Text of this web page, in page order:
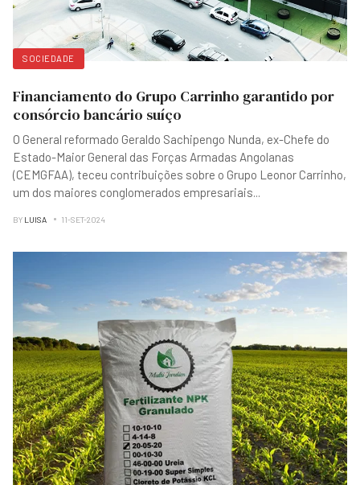
SOCIEDADE
Financiamento do Grupo Carrinho garantido por
consórcio bancário suíço
O General reformado Geraldo Sachipengo Nunda, ex-Chefe do
Estado-Maior General das Forças Armadas Angolanas
(CEMGFAA), teceu contribuições sobre o Grupo Leonor Carrinho,
um dos maiores conglomerados empresariais
BY LUISA 11-SET-2024